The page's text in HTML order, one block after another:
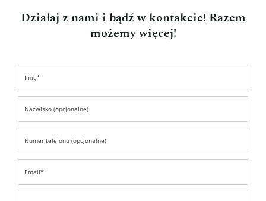
Działaj z nami i bądź w kontakcie! Razem
możemy więcej!